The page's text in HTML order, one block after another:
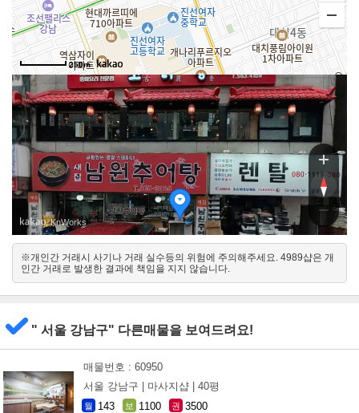
250m
릉로
릉로
동
, KnWorks
※개인간 거래시 사기나 거래 실수등의 위험에 주의해주세요. 4989샵은 개
인간 거래로 발생한 결과에 책임을 지지 않습니다.
" 서울 강남구" 다른매물을 보여드려요!
매물번호 : 60950
서울 강남구 |
마사지샵 | 40평
월 143 보 1100 권 3500